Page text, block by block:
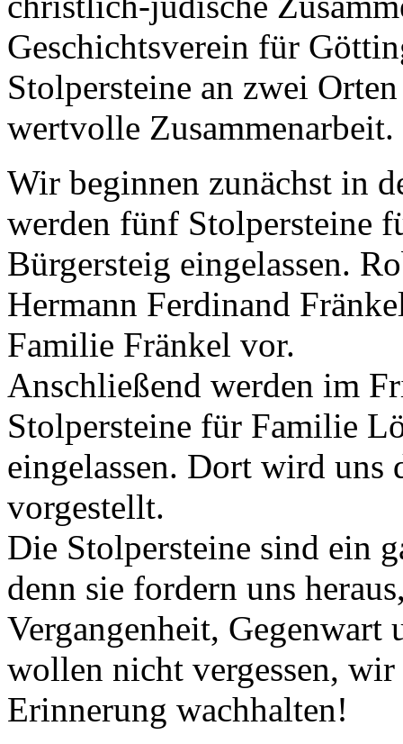
Geschichtsverein für
Stolpersteine an zwei
wertvolle Zusammenarbeit.
Wir beginnen zunächst in
werden fünf Stolpersteine
Bürgersteig eingelassen.
Hermann Ferdinand
Familie Fränkel vor.
Anschließend werden im
Stolpersteine für Familie
eingelassen. Dort wird
vorgestellt.
Die Stolpersteine sind ein
denn sie fordern uns
Vergangenheit,
wollen nicht vergessen,
Erinnerung wachhalten!